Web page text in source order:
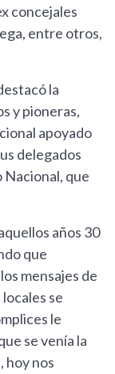
concejales
entre otros,
la
y pioneras,
apoyado
delegados
que
años 30
que
mensajes de
se
le
se venía la
hoy nos